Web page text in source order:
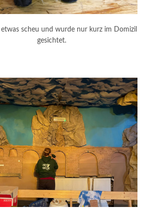
scheu und wurde nur kurz im Domizil
gesichtet.